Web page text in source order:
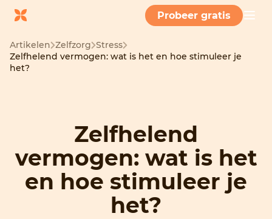
Probeer gratis
Artikelen Zelfzorg Stress
Zelfhelend vermogen: wat is het en hoe stimuleer je
het?
Zelfhelend
vermogen: wat is het
en hoe stimuleer je
het?